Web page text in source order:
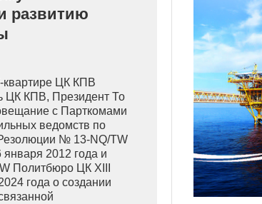
развитию
квартире ЦК КПВ
ЦК КПВ, Президент То
с Парткомами
ведомств по
№ 13-NQ/TW
2012 года и
Политбюро ЦК XIII
года о создании